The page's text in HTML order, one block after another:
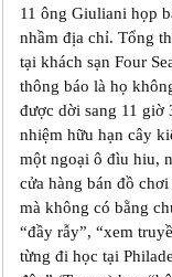
11 ông Giuliani họp
nhầm địa chỉ. Tổng
tại khách sạn Four
thông báo là họ
được dời sang 11 giờ
nhiệm hữu hạn cây
một ngoại ô đìu hiu,
cửa hàng bán đồ
mà không có bằng
“đầy rẫy”, “xem
từng đi học tại